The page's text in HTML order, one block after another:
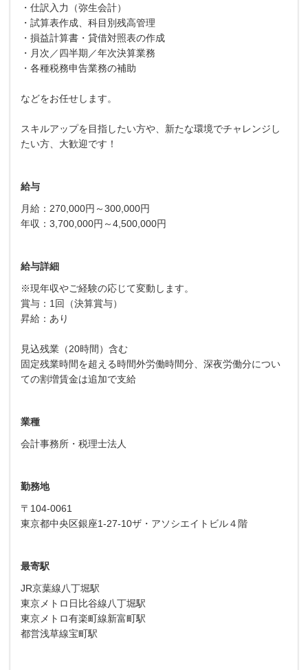
・仕訳入力（弥生会計）
・試算表作成、科目別残高管理
・損益計算書・貸借対照表の作成
・月次／四半期／年次決算業務
・各種税務申告業務の補助
などをお任せします。
スキルアップを目指したい方や、新たな環境でチャレンジし
たい方、大歓迎です！
給与
月給：270,000円～300,000円
年収：3,700,000円～4,500,000円
給与詳細
※現年収やご経験の応じて変動します。
賞与：1回（決算賞与）
昇給：あり
見込残業（20時間）含む
固定残業時間を超える時間外労働時間分、深夜労働分につい
ての割増賃金は追加で支給
業種
会計事務所・税理士法人
勤務地
〒104-0061
東京都中央区銀座1-27-10ザ・アソシエイトビル４階
最寄駅
JR京葉線八丁堀駅
東京メトロ日比谷線八丁堀駅
東京メトロ有楽町線新富町駅
都営浅草線宝町駅